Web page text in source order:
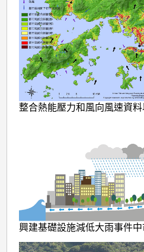
整合熱能壓力和風向風速資料
興建基礎設施減低大雨事件